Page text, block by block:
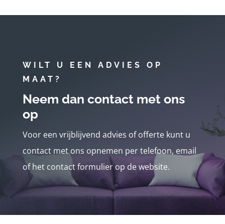
WILT U EEN ADVIES OP
MAAT?
Neem dan contact met ons
op
Voor een vrijblijvend advies of offerte kunt u
contact met ons opnemen per telefoon, email
of het contact formulier op de website.